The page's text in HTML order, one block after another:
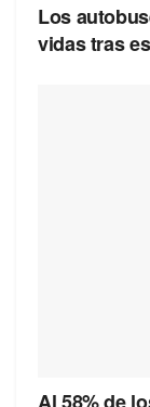
Los
vidas tras